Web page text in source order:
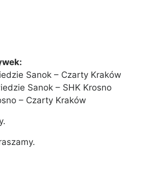
Sanok – Czarty Kraków
Sanok – SHK Krosno
– Czarty Kraków